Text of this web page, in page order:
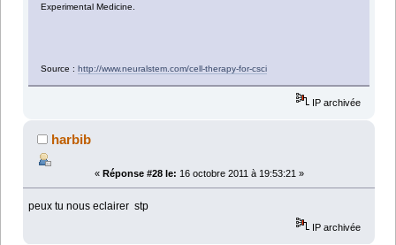
Experimental Medicine.
Source :http://www.neuralstem.com/cell-therapy-for-csci
IP archivée
harbib
« Réponse #28 le: 16 octobre 2011 à 19:53:21 »
peux tu nous eclairer stp
IP archivée